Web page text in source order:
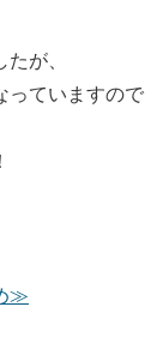
が、
っていますので
≫